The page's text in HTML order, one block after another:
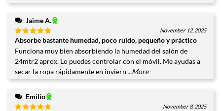
Jaime A.
Valorado
con 5
5
November 12, 2025
Absorbe bastante humedad, poco ruido, pequeño y práctico
Funciona muy bien absorbiendo la humedad del salón de
24mtr2 aprox. Lo puedes controlar con el móvil. Me ayudas a
secar la ropa rápidamente en inviern ...More
Emilio
November 8, 2025